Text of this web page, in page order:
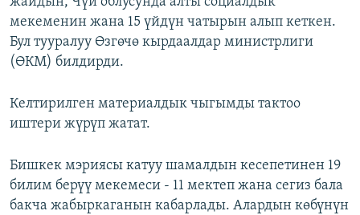
мекеменин жана 15 үйдүн чатырын алып кеткен.
Бул тууралуу Өзгөчө кырдаалдар министрлиги
(ӨКМ) билдирди.
Келтирилген материалдык чыгымды тактоо
иштери жүрүп жатат.
Бишкек мэриясы катуу шамалдын кесепетинен 19
билим берүү мекемеси - 11 мектеп жана сегиз бала
бакча жабыркаганын кабарлады. Алардын көбүнүн